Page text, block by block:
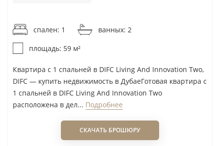
спален: 1
ванных: 2
площадь: 59 м²
Квартира с 1 спальней в DIFC Living And Innovation Two,
DIFC — купить недвижимость в ДубаеГотовая квартира с
1 спальней в DIFC Living And Innovation Two
расположена в дел... Подробнее
СКАЧАТЬ БРОШЮРУ